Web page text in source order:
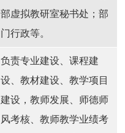
部虚拟教研室秘书处；部
门行政等。
负责专业建设、课程建
设、教材建设、教学项目
建设，教师发展、师德师
风考核、教师教学业绩考